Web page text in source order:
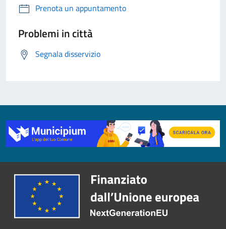
Prenota un appuntamento
Problemi in città
Segnala disservizio